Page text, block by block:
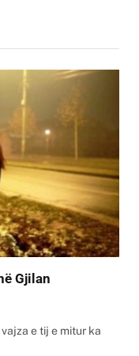
Gjilan
e tij e mitur ka